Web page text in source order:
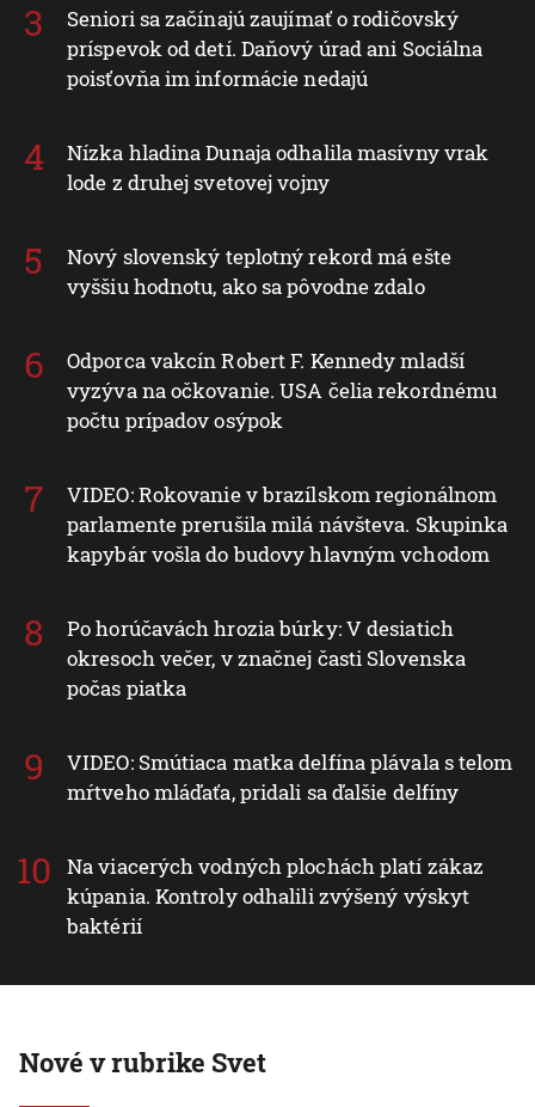
Seniori sa začínajú zaujímať o rodičovský
príspevok od detí. Daňový úrad ani Sociálna
poisťovňa im informácie nedajú
Nízka hladina Dunaja odhalila masívny vrak
lode z druhej svetovej vojny
Nový slovenský teplotný rekord má ešte
vyššiu hodnotu, ako sa pôvodne zdalo
Odporca vakcín Robert F. Kennedy mladší
vyzýva na očkovanie. USA čelia rekordnému
počtu prípadov osýpok
VIDEO: Rokovanie v brazílskom regionálnom
parlamente prerušila milá návšteva. Skupinka
kapybár vošla do budovy hlavným vchodom
Po horúčavách hrozia búrky: V desiatich
okresoch večer, v značnej časti Slovenska
počas piatka
VIDEO: Smútiaca matka delfína plávala s telom
mŕtveho mláďaťa, pridali sa ďalšie delfíny
Na viacerých vodných plochách platí zákaz
kúpania. Kontroly odhalili zvýšený výskyt
baktérií
Nové v rubrike Svet